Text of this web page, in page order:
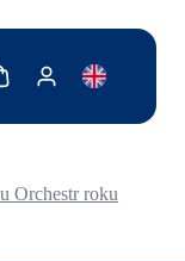
for reader
košík
Zobrazit můj účet
Orchestr roku